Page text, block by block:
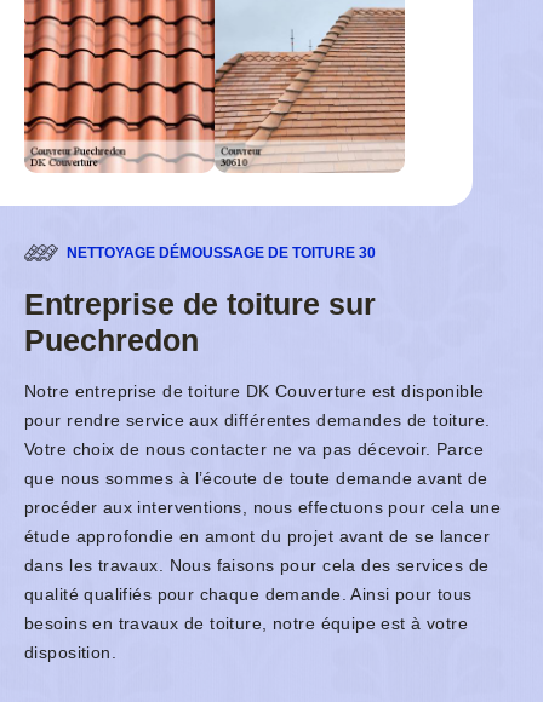
NETTOYAGE DÉMOUSSAGE DE TOITURE 30
Entreprise de toiture sur
Puechredon
Notre entreprise de toiture DK Couverture est disponible
pour rendre service aux différentes demandes de toiture.
Votre choix de nous contacter ne va pas décevoir. Parce
que nous sommes à l’écoute de toute demande avant de
procéder aux interventions, nous effectuons pour cela une
étude approfondie en amont du projet avant de se lancer
dans les travaux. Nous faisons pour cela des services de
qualité qualifiés pour chaque demande. Ainsi pour tous
besoins en travaux de toiture, notre équipe est à votre
disposition.